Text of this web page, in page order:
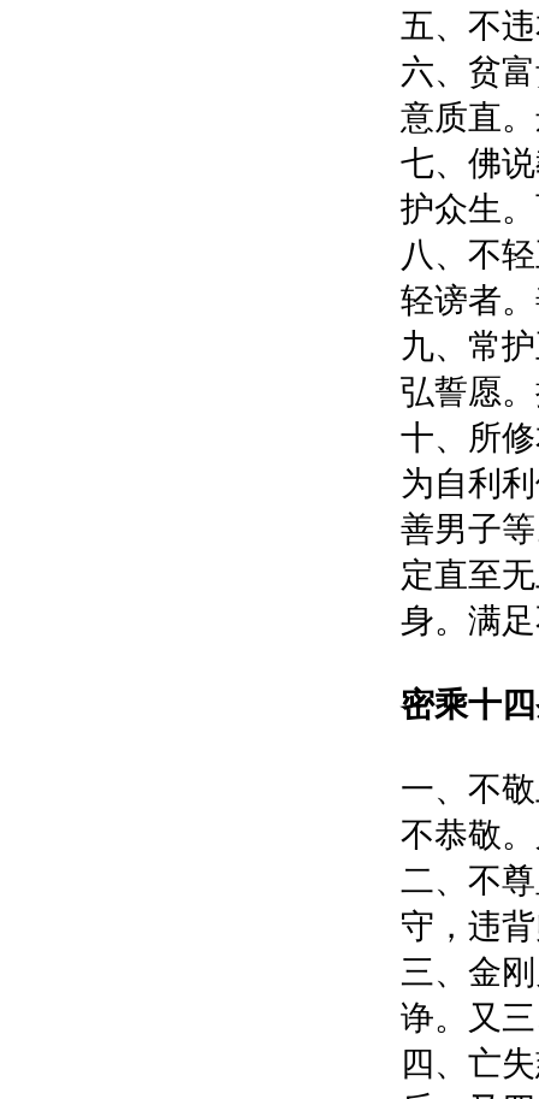
五、不
六、贫
意质直
七、佛
护众生
八、不
轻谤者
九、常
弘誓愿
十、所
为自利
善男子
定直至
身。满
密乘十
一、不
不恭敬
二、不
守，违
三、金
诤。又
四、亡